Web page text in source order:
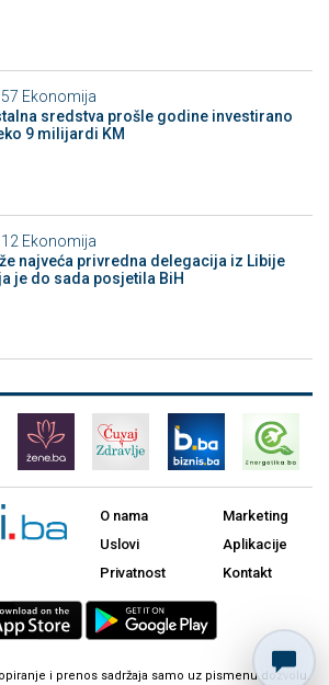
Ekonomija
sredstva prošle godine investirano
9 milijardi KM
Ekonomija
najveća privredna delegacija iz Libije
je do sada posjetila BiH
O nama
Uslovi
Privatnost
Marketing
Aplikacije
Kontakt
i prenos sadržaja samo uz pismenu dozvolu.